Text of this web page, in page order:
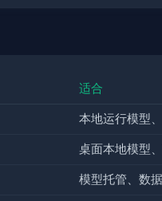
适合
本地运行模型
桌面本地模型
模型托管、数